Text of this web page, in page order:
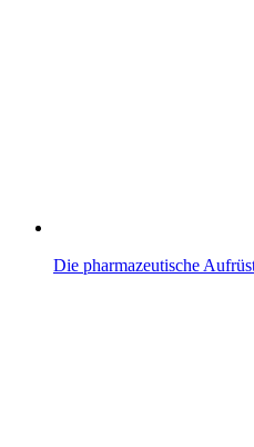
Die pharmazeutische